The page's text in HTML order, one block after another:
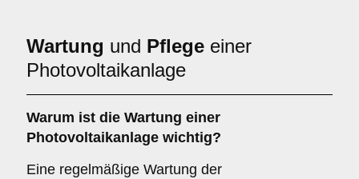
Wartung und Pflege einer
Photovoltaikanlage
Warum ist die Wartung einer
Photovoltaikanlage wichtig?
Eine regelmäßige Wartung der